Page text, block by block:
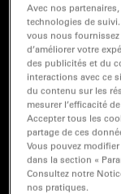
Avec nos
technologies de
vous nous
d’améliorer votre
des publicités et du
interactions avec ce
du contenu sur les
mesurer l’efficacité
Accepter tous les
partage de ces
Vous pouvez
dans la section «
Consultez notre
nos pratiques.